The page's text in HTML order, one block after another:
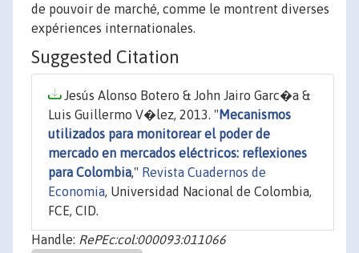
de pouvoir de marché, comme le montrent diverses
expériences internationales.
Suggested Citation
Jesús Alonso Botero & John Jairo Garc�a &
Luis Guillermo V�lez, 2013. " Mecanismos
utilizados para monitorear el poder de
mercado en mercados eléctricos: reflexiones
para Colombia," Revista Cuadernos de
Economia, Universidad Nacional de Colombia,
FCE, CID.
Handle: RePEc:col:000093:011066